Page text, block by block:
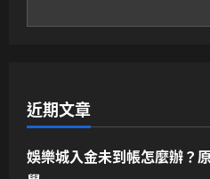
近期文章
娛樂城入金未到帳怎麼辦？